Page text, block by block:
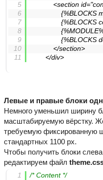
<section
{%BLOCKS
{%BLOCKS
			</section>
		</div>
Левые и правые блоки
Немного уменьшил ширину
масштабируемую вёрстку.
требуемую фиксированную
стандартных 1100 px.
Чтобы получить блоки
редактируем файл
/* Content */